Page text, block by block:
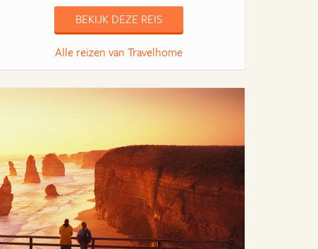
BEKIJK DEZE REIS
Alle reizen van Travelhome